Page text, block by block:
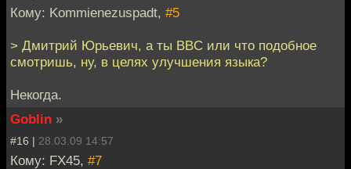
Кому: Kommienezuspadt, #5
> Дмитрий Юрьевич, а ты BBC или что подобное
смотришь, ну, в целях улучшения языка?
Некогда.
Goblin »
#16 | 28.03.09 14:57
Кому: FX45, #7